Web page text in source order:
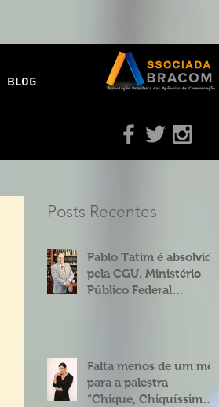
Blog
Posts Recentes
Pablo Tatim é absolvido
pela CGU. Ministério
Público Federal
Falta menos de um mês
para a palestra
“Chique, Chiquíssima”